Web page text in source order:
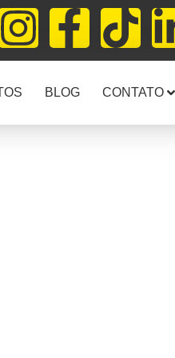
BLOG CONTATO